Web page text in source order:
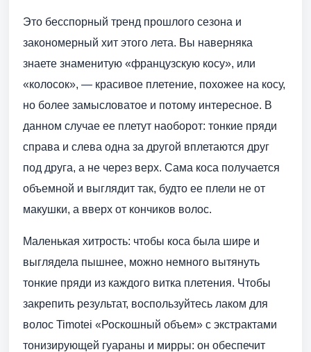
Это бесспорный тренд прошлого сезона и
закономерный хит этого лета. Вы наверняка
знаете знаменитую «французскую косу», или
«колосок», — красивое плетение, похожее на косу,
но более замысловатое и потому интересное. В
данном случае ее плетут наоборот: тонкие пряди
справа и слева одна за другой вплетаются друг
под друга, а не через верх. Сама коса получается
объемной и выглядит так, будто ее плели не от
макушки, а вверх от кончиков волос.
Маленькая хитрость: чтобы коса была шире и
выглядела пышнее, можно немного вытянуть
тонкие пряди из каждого витка плетения. Чтобы
закрепить результат, воспользуйтесь лаком для
волос Timotei «Роскошный объем» с экстрактами
тонизирующей гуараны и мирры: он обеспечит